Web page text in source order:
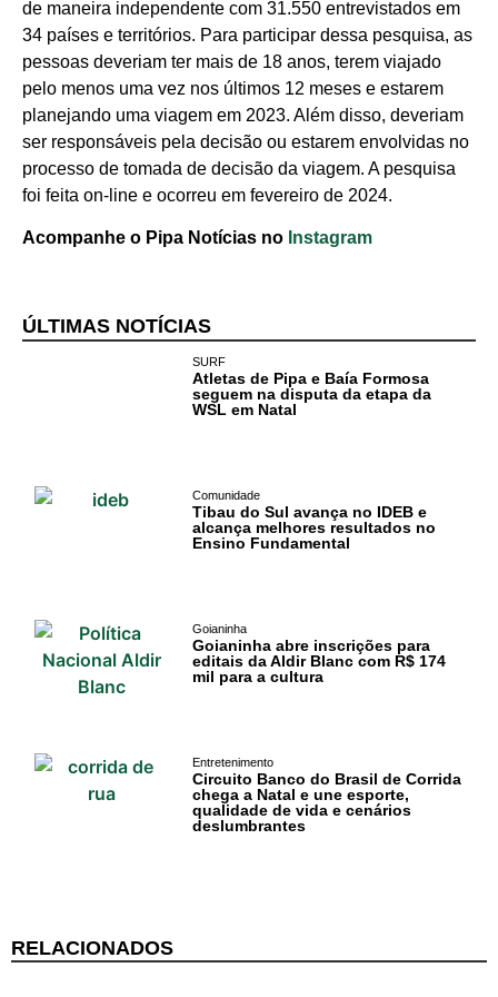
Comércio e
Negócios na
Pipa
Política
Turismo
Baía Formosa
PIPA
Gerais
Serviços Tibau
Tábua da Maré
de maneira independente com 31.550 entrevistados em
34 países e territórios. Para participar dessa pesquisa, as
pessoas deveriam ter mais de 18 anos, terem viajado
pelo menos uma vez nos últimos 12 meses e estarem
planejando uma viagem em 2023. Além disso, deveriam
ser responsáveis pela decisão ou estarem envolvidas no
processo de tomada de decisão da viagem. A pesquisa
foi feita on-line e ocorreu em fevereiro de 2024.
Acompanhe o Pipa Notícias no Instagram
ÚLTIMAS NOTÍCIAS
SURF
Atletas de Pipa e Baía Formosa
seguem na disputa da etapa da
WSL em Natal
Comunidade
Tibau do Sul avança no IDEB e
alcança melhores resultados no
Ensino Fundamental
Goianinha
Goianinha abre inscrições para
editais da Aldir Blanc com R$ 174
mil para a cultura
Entretenimento
Circuito Banco do Brasil de Corrida
chega a Natal e une esporte,
qualidade de vida e cenários
deslumbrantes
RELACIONADOS